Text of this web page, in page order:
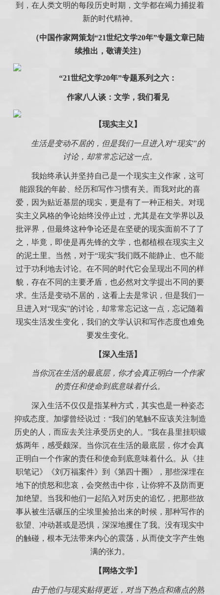
到，在人类文明的每段历史时期，文学都在竭力捕捉着
新的时代精神。
（中国作家网策划“21世纪文学20年”专题文章已陆
续推出，敬请关注）
“21世纪文学20年”专题系列之六：
作家八人谈：文学，我们看见
【现实主义】
生活是变动不居的，但是我们一旦进入对“现实”的
讨论，却常常忘记这一点。
我始终承认并坚持自己是一个现实主义作家，这可
能跟我的年龄、经历和写作习惯有关。而我对此的喜
爱，因为贴近基层的现实，更是有了一种正相关。对现
实主义风格的争论始终没停止过，尤其是在文学界以及
批评界，但最终这种争论还是在坚硬的现实面前不了了
之，毕竟，即使是再先锋的文学，也都植根在现实主义
的泥土里。当然，对于“现实”我们既不能静止、也不能
过于功利地去讨论。在不同的时代它会呈现出不同的样
貌，存在不同的主要矛盾，也必然对文学提出不同的要
求。生活是变动不居的，这看上去是常识，但是我们一
旦进入对“现实”的讨论，却常常忘记这一点，忘记随着
现实生活发生变化，我们的文学认识和写作态度也难免
要发生变化。
【深入生活】
当你沉在生活的最底层，你才会真正明白一个作家
的责任和使命到底意味着什么。
深入生活不仅仅是指某种方式，其实也是一种姿态
抑或态度。加缪曾经说过：“我们的笔触不应该关注制造
历史的人，而应去关注承受历史的人。”我在县里挂职锻
炼两年，感受颇深。当你沉在生活的最底层，你才会真
正明白一个作家的责任和使命到底意味着什么。从《挂
职笔记》《刘万福案件》到《第四十圈》，那些深埋在
地下的愤怒和悲哀，会突然击中你，让你猝不及防而更
加绝望。当我和他们一起陷入对历史的追忆，把那些故
事从被生活碾压的尘埃里捡拾出来的时候，那种写作的
欲望、冲动甚或是恐惧，深深地攫住了我。没有现实中
的触碰，根本无法带来内心的震荡，从而使文字产生饱
满的张力。
【网络文学】
由于他们与现实贴得更近，对当下热点和痛点的熟